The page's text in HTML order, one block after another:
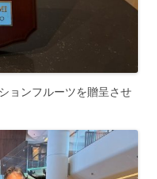
ョンフルーツを贈呈させ